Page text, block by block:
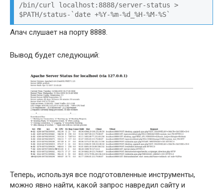
/bin/curl localhost:8888/server-status >
$PATH/status-`date +%Y-%m-%d_%H-%M-%S`
Апач слушает на порту 8888.
Вывод будет следующий:
Теперь, используя все подготовленные инструменты,
можно явно найти, какой запрос навредил сайту и